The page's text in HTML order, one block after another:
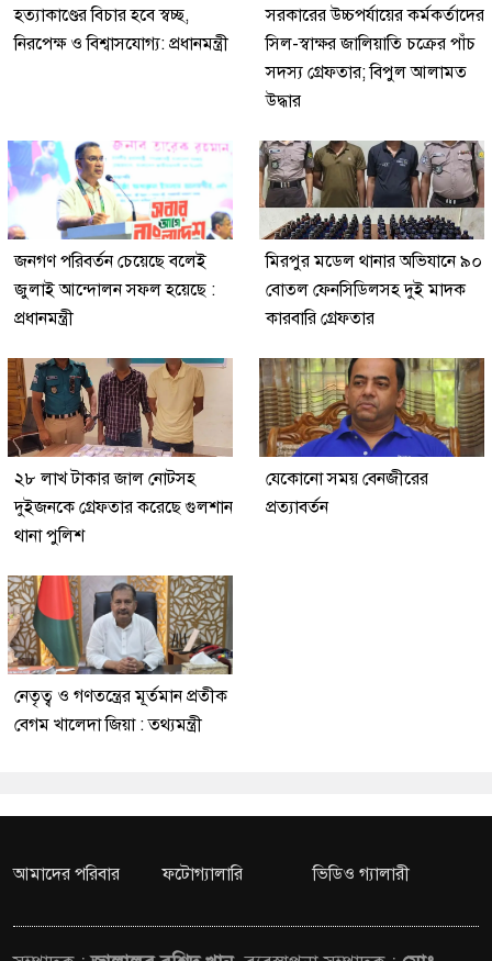
হত্যাকাণ্ডের বিচার হবে স্বচ্ছ,
নিরপেক্ষ ও বিশ্বাসযোগ্য: প্রধানমন্ত্রী
সরকারের উচ্চপর্যায়ের কর্মকর্তাদের
সিল-স্বাক্ষর জালিয়াতি চক্রের পাঁচ
সদস্য গ্রেফতার; বিপুল আলামত
উদ্ধার
জনগণ পরিবর্তন চেয়েছে বলেই
জুলাই আন্দোলন সফল হয়েছে :
প্রধানমন্ত্রী
মিরপুর মডেল থানার অভিযানে ৯০
বোতল ফেনসিডিলসহ দুই মাদক
কারবারি গ্রেফতার
২৮ লাখ টাকার জাল নোটসহ
দুইজনকে গ্রেফতার করেছে গুলশান
থানা পুলিশ
যেকোনো সময় বেনজীরের
প্রত্যাবর্তন
নেতৃত্ব ও গণতন্ত্রের মূর্তমান প্রতীক
বেগম খালেদা জিয়া : তথ্যমন্ত্রী
আমাদের পরিবার ফটোগ্যালারি ভিডিও গ্যালারী